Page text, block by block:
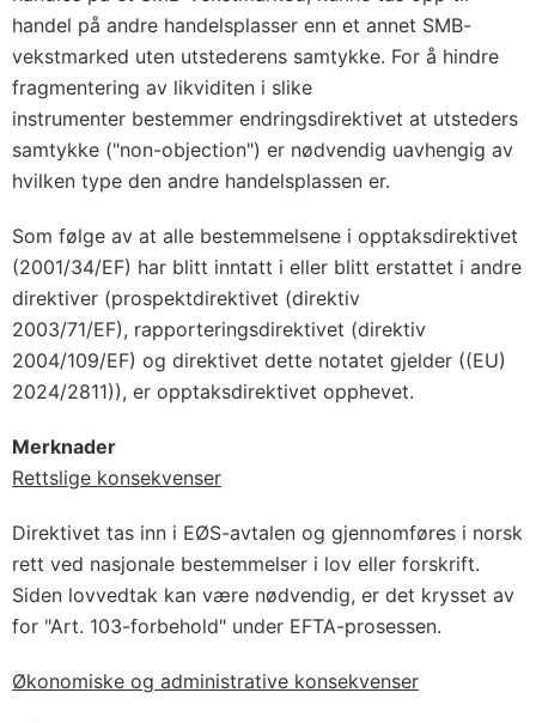
handel på andre handelsplasser enn et annet SMB-
vekstmarked uten utstederens samtykke. For å hindre
fragmentering av likviditen i slike
instrumenter bestemmer endringsdirektivet at utsteders
samtykke ("non-objection") er nødvendig uavhengig av
hvilken type den andre handelsplassen er.
Som følge av at alle bestemmelsene i opptaksdirektivet
(2001/34/EF) har blitt inntatt i eller blitt erstattet i andre
direktiver (prospektdirektivet (direktiv
2003/71/EF), rapporteringsdirektivet (direktiv
2004/109/EF) og direktivet dette notatet gjelder ((EU)
2024/2811)), er opptaksdirektivet opphevet.
Merknader
Rettslige konsekvenser
Direktivet tas inn i EØS-avtalen og gjennomføres i norsk
rett ved nasjonale bestemmelser i lov eller forskrift.
Siden lovvedtak kan være nødvendig, er det krysset av
for "Art. 103-forbehold" under EFTA-prosessen.
Økonomiske og administrative konsekvenser